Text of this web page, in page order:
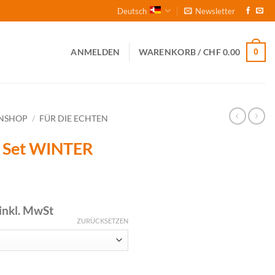
Deutsch Newsletter
ANMELDEN WARENKORB /CHF0.00 0
/ FÜR DIE ECHTEN
WINTER
9.00.
inkl. MwSt
ZURÜCKSETZEN